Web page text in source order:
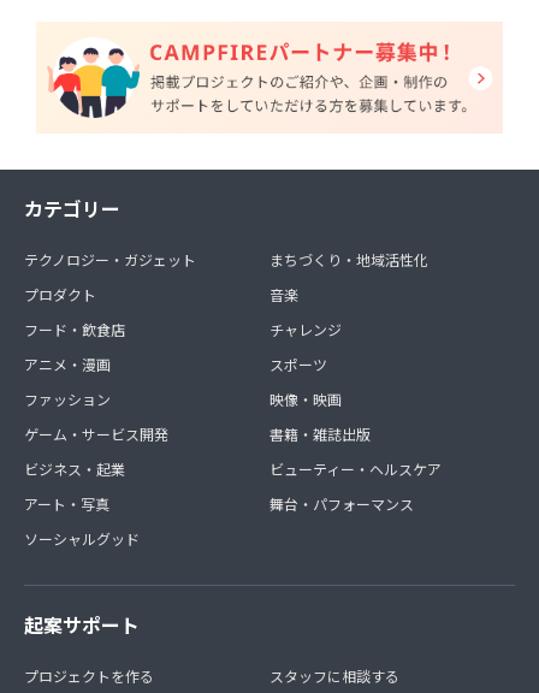
カテゴリー
テクノロジー・ガジェット
プロダクト
フード・飲食店
アニメ・漫画
ファッション
ゲーム・サービス開発
ビジネス・起業
アート・写真
ソーシャルグッド
まちづくり・地域活性化
音楽
チャレンジ
スポーツ
映像・映画
書籍・雑誌出版
ビューティー・ヘルスケア
舞台・パフォーマンス
起案サポート
プロジェクトを作る
スタッフに相談する